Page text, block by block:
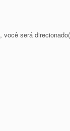
, você será